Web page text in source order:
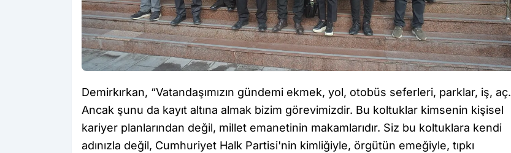
Demirkırkan, “Vatandaşımızın gündemi ekmek, yol, otobüs seferleri, parklar, iş, aç.
Ancak şunu da kayıt altına almak bizim görevimizdir. Bu koltuklar kimsenin kişisel
kariyer planlarından değil, millet emanetinin makamlarıdır. Siz bu koltuklara kendi
adınızla değil, Cumhuriyet Halk Partisi'nin kimliğiyle, örgütün emeğiyle, tıpkı